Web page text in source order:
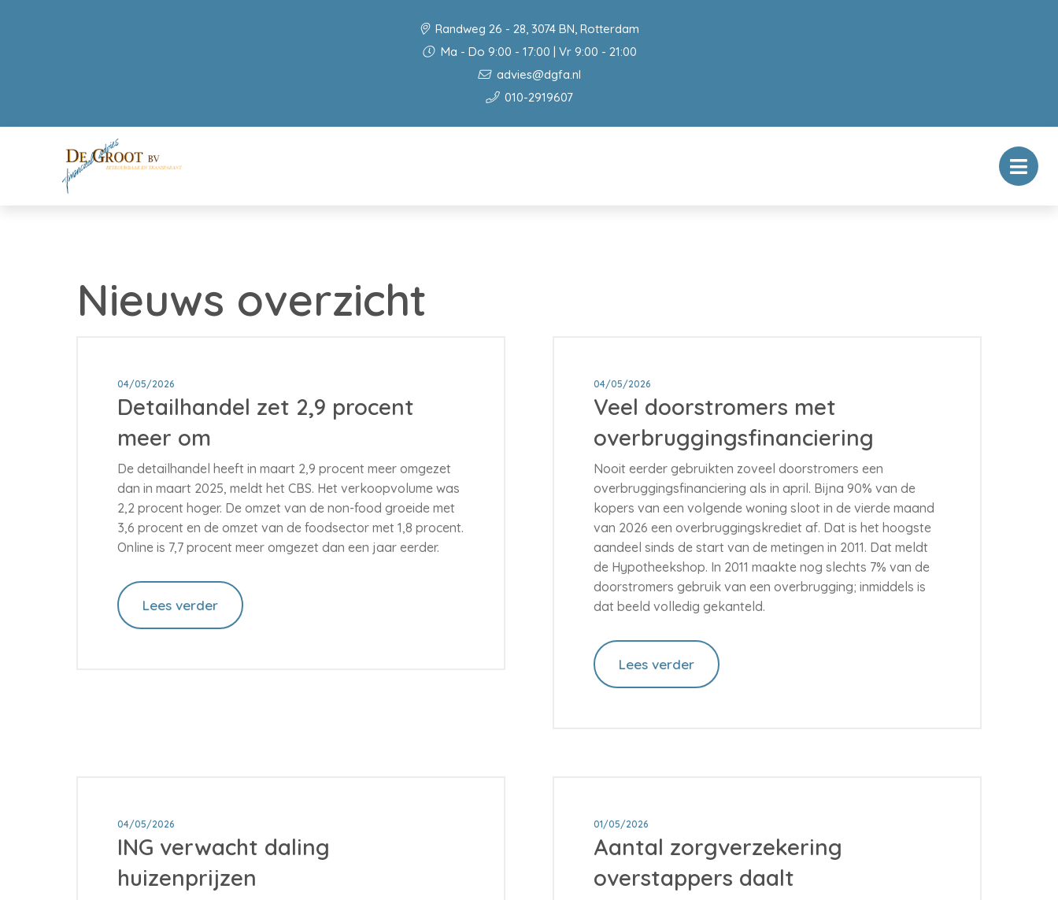
Randweg 26 - 28, 3074 BN, Rotterdam
Ma - Do 9:00 - 17:00 | Vr 9:00 - 21:00
advies@dgfa.nl
010-2919607
Nieuws overzicht
04/05/2026
Detailhandel zet 2,9 procent
meer om
De detailhandel heeft in maart 2,9 procent meer omgezet
dan in maart 2025, meldt het CBS. Het verkoopvolume was
2,2 procent hoger. De omzet van de non-food groeide met
3,6 procent en de omzet van de foodsector met 1,8 procent.
Online is 7,7 procent meer omgezet dan een jaar eerder.
Lees verder
04/05/2026
Veel doorstromers met
overbruggingsfinanciering
Nooit eerder gebruikten zoveel doorstromers een
overbruggingsfinanciering als in april. Bijna 90% van de
kopers van een volgende woning sloot in de vierde maand
van 2026 een overbruggingskrediet af. Dat is het hoogste
aandeel sinds de start van de metingen in 2011. Dat meldt
de Hypotheekshop. In 2011 maakte nog slechts 7% van de
doorstromers gebruik van een overbrugging; inmiddels is
dat beeld volledig gekanteld.
Lees verder
04/05/2026
ING verwacht daling
huizenprijzen
01/05/2026
Aantal zorgverzekering
overstappers daalt